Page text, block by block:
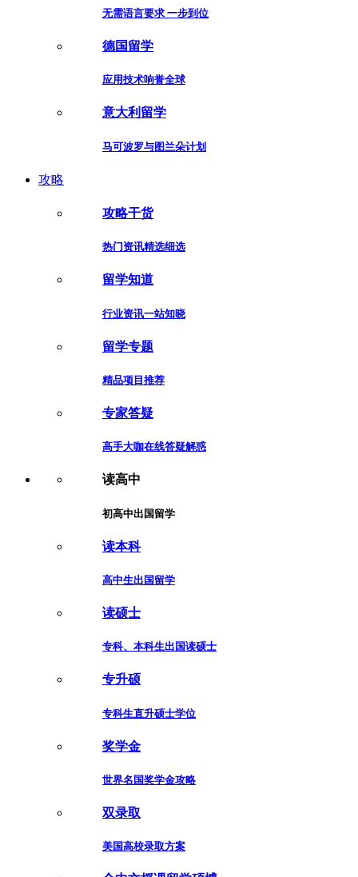
无需语言要求 一步到位
德国留学
应用技术响誉全球
意大利留学
马可波罗与图兰朵计划
攻略
攻略干货
热门资讯精选细选
留学知道
行业资讯一站知晓
留学专题
精品项目推荐
专家答疑
高手大咖在线答疑解惑
读高中
初高中出国留学
读本科
高中生出国留学
读硕士
专科、本科生出国读硕士
专升硕
专科生直升硕士学位
奖学金
世界名国奖学金攻略
双录取
美国高校录取方案